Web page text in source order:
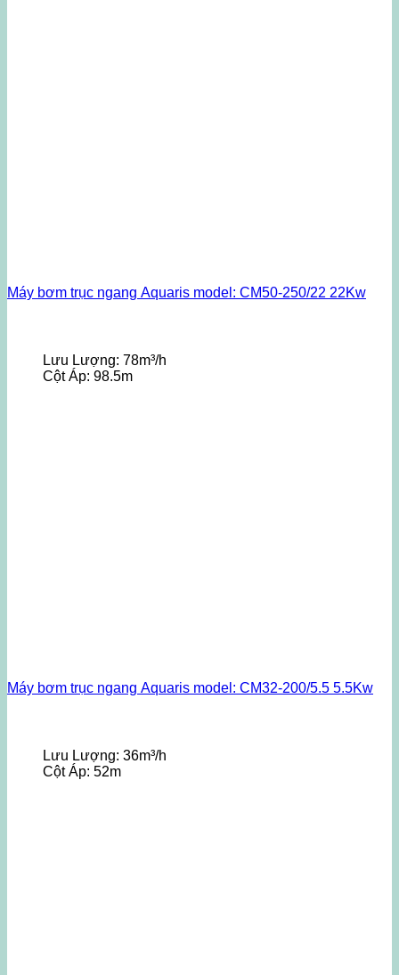
Máy bơm trục ngang Aquaris model: CM50-250/22 22Kw
Lưu Lượng: 78m³/h
Cột Áp: 98.5m
Máy bơm trục ngang Aquaris model: CM32-200/5.5 5.5Kw
Lưu Lượng: 36m³/h
Cột Áp: 52m